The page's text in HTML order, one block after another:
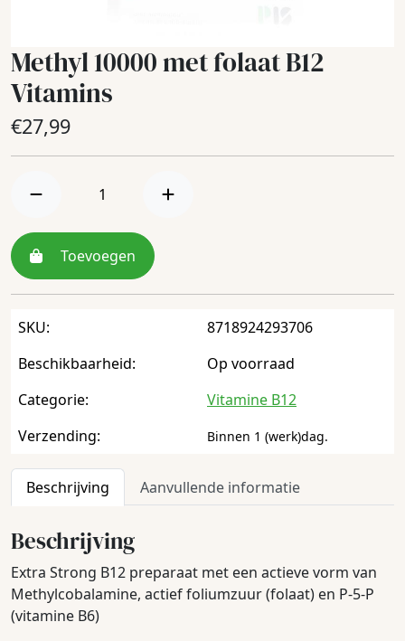
Methyl 10000 met folaat B12
Vitamins
€27,99
Toevoegen
SKU:
8718924293706
Beschikbaarheid:
Op voorraad
Categorie:
Vitamine B12
Verzending:
Binnen 1 (werk)dag.
Beschrijving Aanvullende informatie
Beschrijving
Extra Strong B12 preparaat met een actieve vorm van
Methylcobalamine, actief foliumzuur (folaat) en P-5-P
(vitamine B6)